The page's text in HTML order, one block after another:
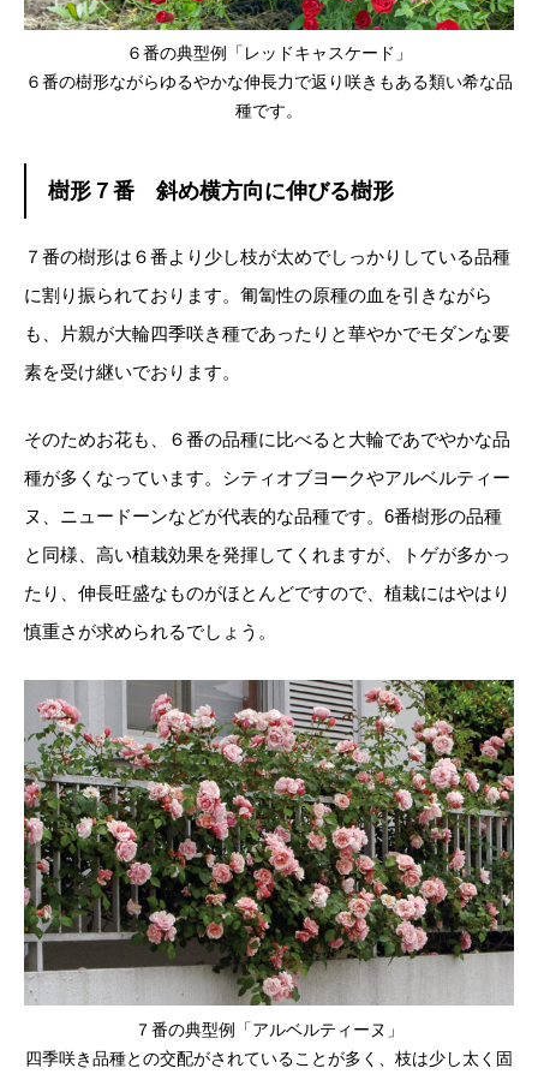
６番の典型例「レッドキャスケード」
６番の樹形ながらゆるやかな伸長力で返り咲きもある類い希な品
種です。
樹形７番 斜め横方向に伸びる樹形
７番の樹形は６番より少し枝が太めでしっかりしている品種
に割り振られております。匍匐性の原種の血を引きながら
も、片親が大輪四季咲き種であったりと華やかでモダンな要
素を受け継いでおります。
そのためお花も、６番の品種に比べると大輪であでやかな品
種が多くなっています。シティオブヨークやアルベルティー
ヌ、ニュードーンなどが代表的な品種です。6番樹形の品種
と同様、高い植栽効果を発揮してくれますが、トゲが多かっ
たり、伸長旺盛なものがほとんどですので、植栽にはやはり
慎重さが求められるでしょう。
７番の典型例「アルベルティーヌ」
四季咲き品種との交配がされていることが多く、枝は少し太く固